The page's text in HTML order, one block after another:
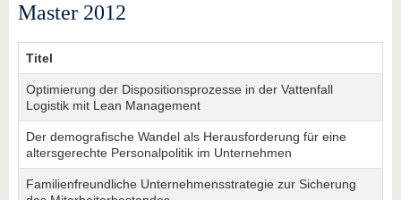
Master 2012
Titel
Optimierung der Dispositionsprozesse in der Vattenfall
Logistik mit Lean Management
Der demografische Wandel als Herausforderung für eine
altersgerechte Personalpolitik im Unternehmen
Familienfreundliche Unternehmensstrategie zur Sicherung